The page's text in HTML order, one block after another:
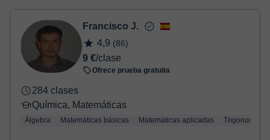
Una vez realices el pago de la clase, recibirás un e-mail de
confirmación de la reserva.Francisco J.
4,9 (86)
9 €/clase
Ofrece prueba gratuita
284 clases
Química, Matemáticas
Álgebra Matemáticas básicas Matemáticas aplicadas Trigonometría